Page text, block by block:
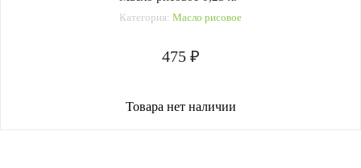
Категория: Масло рисовое
475 ₽
Товара нет наличии